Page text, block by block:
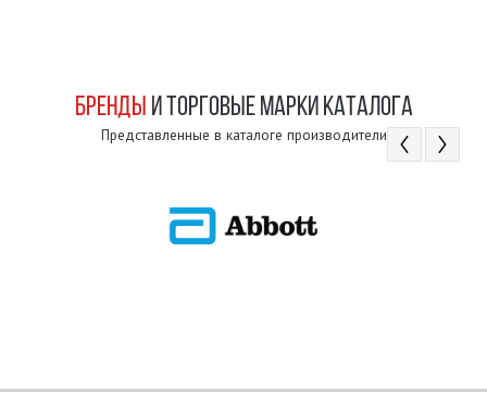
БРЕНДЫ И ТОРГОВЫЕ МАРКИ КАТАЛОГА
Представленные в каталоге производители